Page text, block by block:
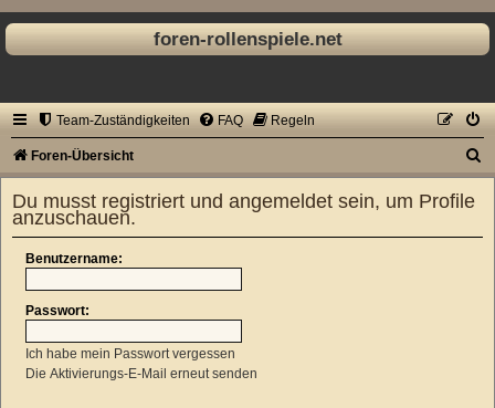
foren-rollenspiele.net
Team-Zuständigkeiten FAQ Regeln
Foren-Übersicht
Du musst registriert und angemeldet sein, um Profile
anzuschauen.
Benutzername:
Passwort:
Ich habe mein Passwort vergessen
Die Aktivierungs-E-Mail erneut senden